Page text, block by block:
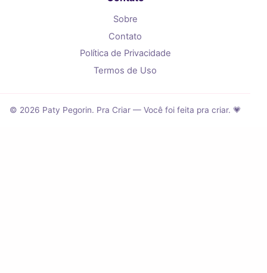
Sobre
Contato
Política de Privacidade
Termos de Uso
© 2026 Paty Pegorin. Pra Criar — Você foi feita pra criar. 💗